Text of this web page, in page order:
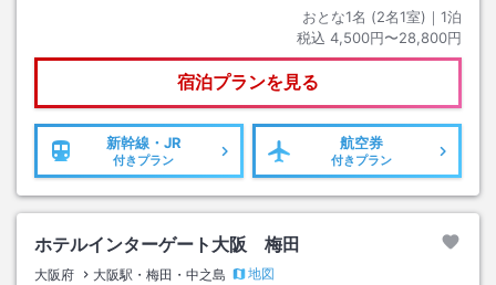
おとな1名 (2名1室)｜ 1泊
税込 4,500円〜28,800円
宿泊プランを見る
新幹線・JR
付きプラン
航空券
付きプラン
ホテルインターゲート大阪 梅田
大阪府 大阪駅・梅田・中之島
地図